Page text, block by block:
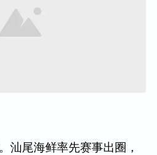
汕尾海鲜率先赛事出圈，